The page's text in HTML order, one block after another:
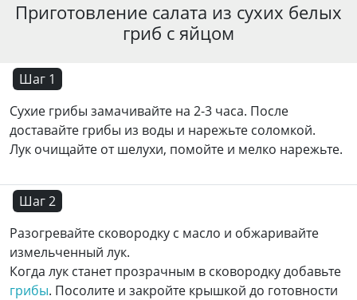
Приготовление салата из сухих белых
гриб с яйцом
Шаг 1
Сухие грибы замачивайте на 2-3 часа. После
доставайте грибы из воды и нарежьте соломкой.
Лук очищайте от шелухи, помойте и мелко нарежьте.
Шаг 2
Разогревайте сковородку с масло и обжаривайте
измельченный лук.
Когда лук станет прозрачным в сковородку добавьте
грибы. Посолите и закройте крышкой до готовности